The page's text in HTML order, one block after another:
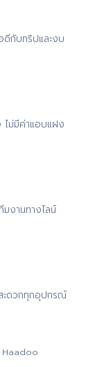
ดีกับทริปและงบ
ไม่มีค่าแอบแฝง
งานทางไลน์
ะดวกทุกอุปกรณ์
Haadoo